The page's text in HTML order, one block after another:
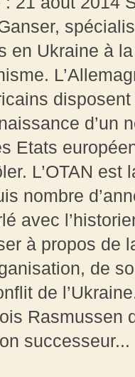
en Ukraine à
d’un
Etats
L’OTAN
nombre
avec
à propos
de
de
Rasmussen
successeur...